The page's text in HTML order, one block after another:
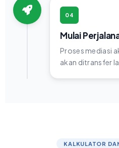
04
Mulai
Proses mediasi
akan ditransfer
KALKULATOR